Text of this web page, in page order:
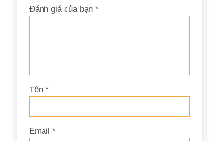
Đánh giá của bạn *
Tên *
Email *